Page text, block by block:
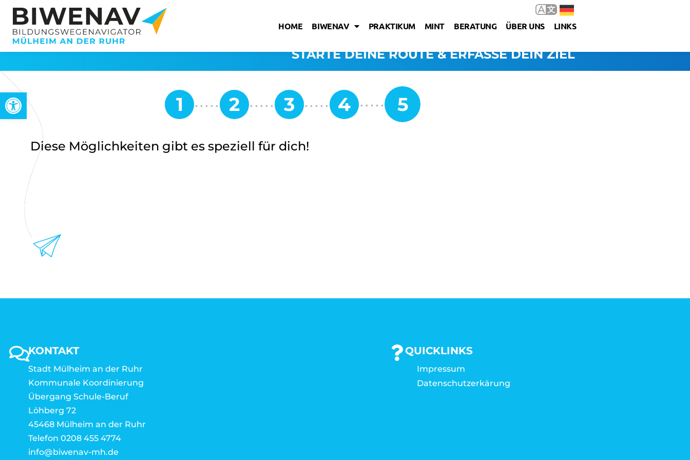
Open toolbar
HOME BIWENAV PRAKTIKUM MINT BERATUNG ÜBER UNS LINKS
STARTE DEINE ROUTE & ERFASSE DEIN ZIEL
Diese Möglichkeiten gibt es speziell für dich!
KONTAKT
Stadt Mülheim an der Ruhr
Kommunale Koordinierung
Übergang Schule-Beruf
Löhberg 72
45468 Mülheim an der Ruhr
Telefon 0208 455 4774
info@biwenav-mh.de
QUICKLINKS
Impressum
Datenschutzerkärung